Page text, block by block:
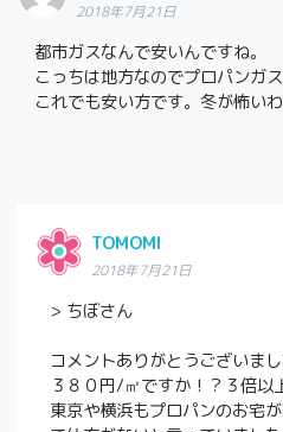
2018年7月21日
都市ガスなんで安いんですね。
こっちは地方なのでプロパンガ
これでも安い方です。冬が怖いわ
TOMOMI
2018年7月21日
> ちぼさん
コメントありがとうございま
３８０円/㎥ですか！？３倍以
東京や横浜もプロパンのお宅